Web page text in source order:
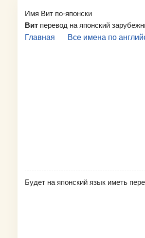
Имя Вит по-японски
Вит перевод на японский
Главная Все имена по
Будет на японский язык иметь